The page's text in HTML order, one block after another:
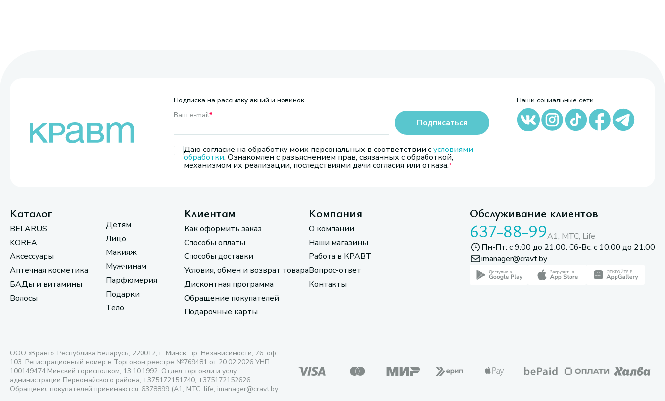
Подписка на рассылку акций и новинок
Ваш e-mail*
Даю согласие на обработку моих персональных в соответствии сусловиями
обработки. Ознакомлен с разъяснением прав, связанных с обработкой,
механизмом их реализации, последствиями дачи согласия или отказа.
Подписаться
Наши социальные сети
Каталог
BELARUS
KOREA
Аксессуары
Аптечная косметика
БАДы и витамины
Волосы
Детям
Лицо
Макияж
Мужчинам
Парфюмерия
Подарки
Тело
Клиентам
Как оформить заказ
Способы оплаты
Способы доставки
Условия, обмен и возврат товара
Дисконтная программа
Обращение покупателей
Подарочные карты
Компания
О компании
Наши магазины
Работа в КРАВТ
Вопрос-ответ
Контакты
Обслуживание клиентов
637-88-99A1, МТС, Life
Пн-Пт: с 9:00 до 21:00. Сб-Вс: с 10:00 до 21:00
imanager@cravt.by
ООО «Кравт». Республика Беларусь, 220012, г. Минск, пр. Независимости, 76, оф.
103. Регистрационный номер в Торговом реестре №769481 от 20.02.2026 УНП
100149474 Минский горисполком, 13.10.1992. Отдел торговли и услуг
администрации Первомайского района, +375172151740; +375172152626.
Обращения покупателей принимаются: 6378899 (А1, МТС, life, imanager@cravt.by.